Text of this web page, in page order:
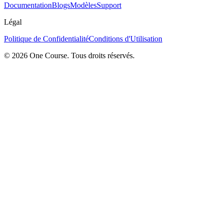
DocumentationBlogsModèlesSupport
Légal
Politique de ConfidentialitéConditions d'Utilisation
© 2026 One Course. Tous droits réservés.